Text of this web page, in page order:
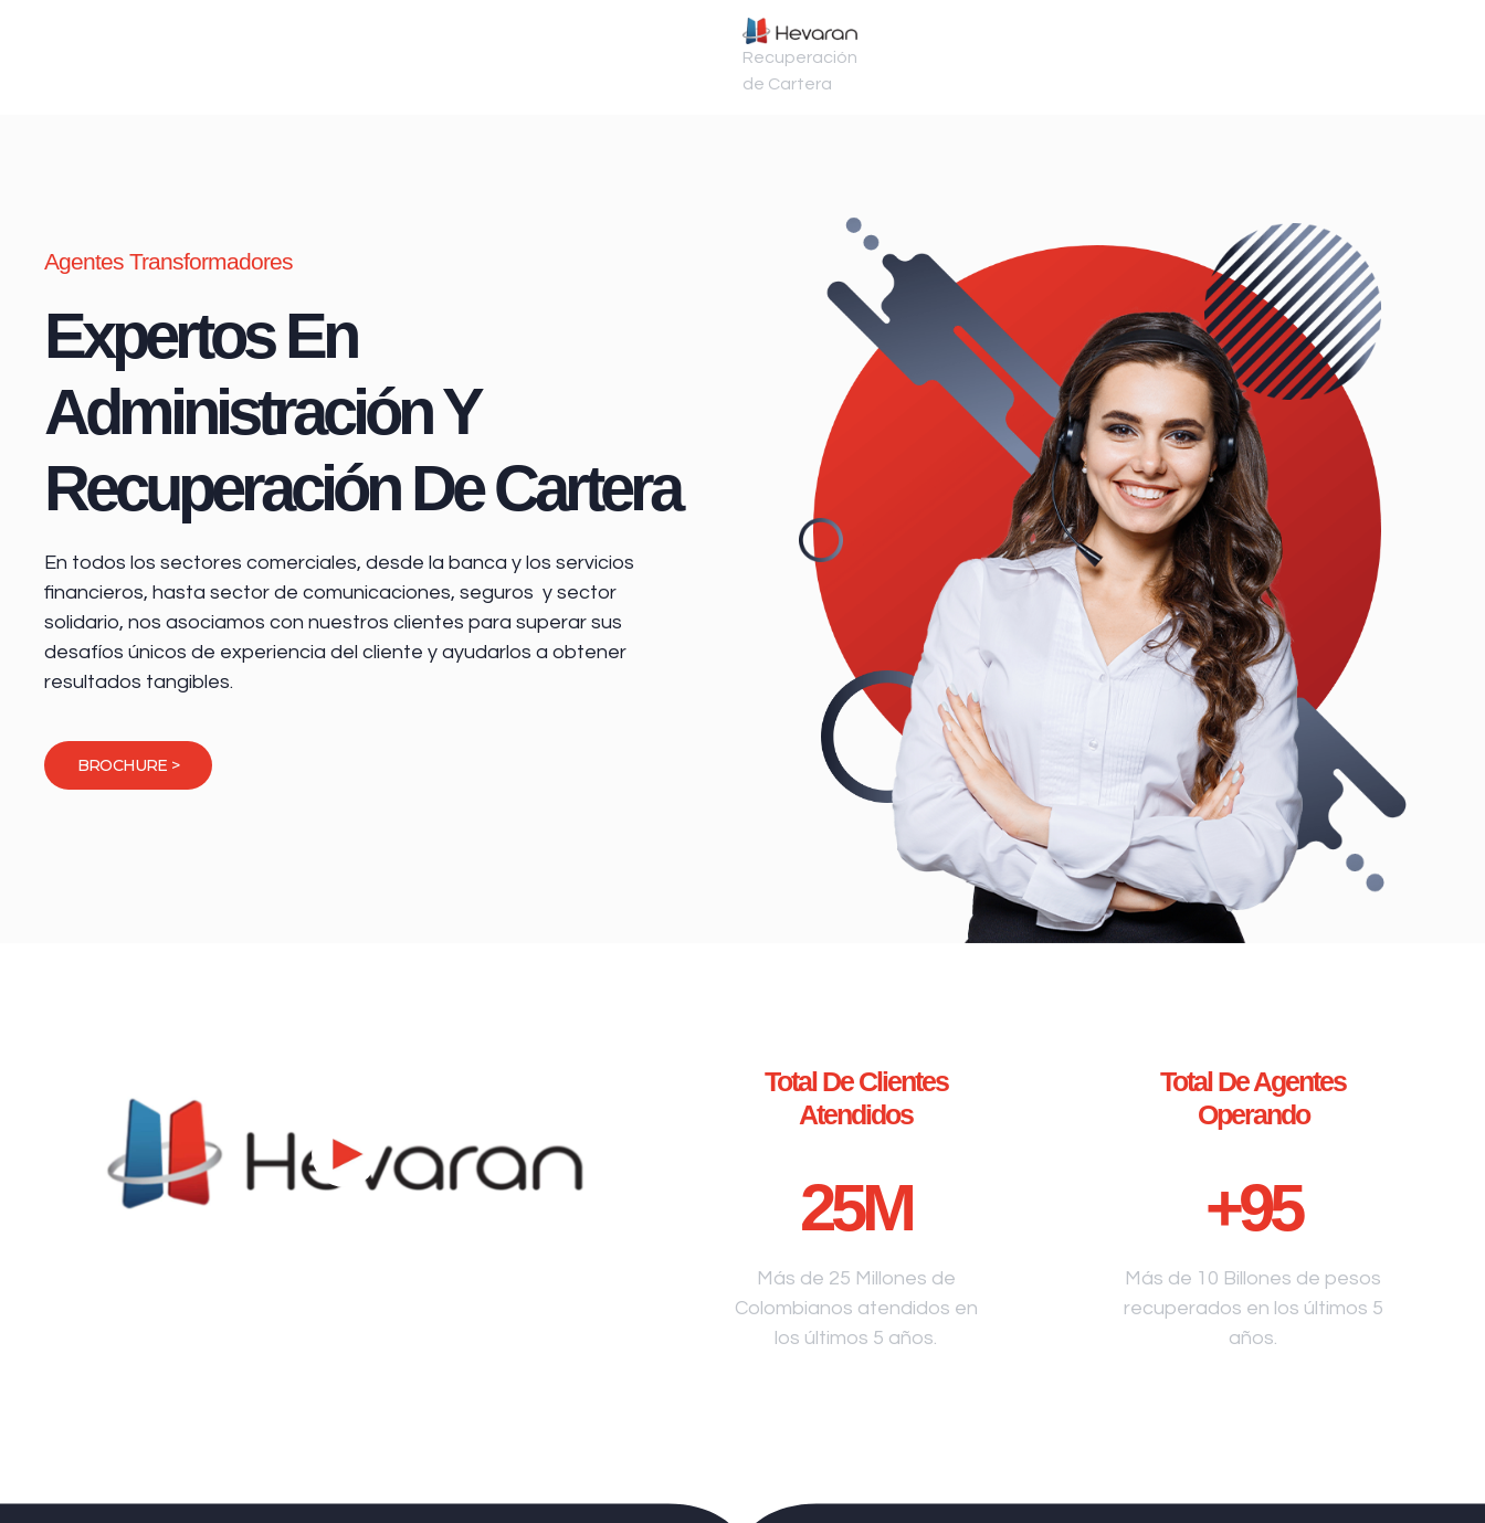
Recuperación
de Cartera
Agentes Transformadores
Expertos En
Administración Y
Recuperación De Cartera
En todos los sectores comerciales, desde la banca y los servicios
financieros, hasta sector de comunicaciones, seguros y sector
solidario, nos asociamos con nuestros clientes para superar sus
desafíos únicos de experiencia del cliente y ayudarlos a obtener
resultados tangibles.
BROCHURE >
Total De Clientes
Atendidos
25M
Más de 25 Millones de
Colombianos atendidos en
los últimos 5 años.
Total De Agentes
Operando
+95
Más de 10 Billones de pesos
recuperados en los últimos 5
años.